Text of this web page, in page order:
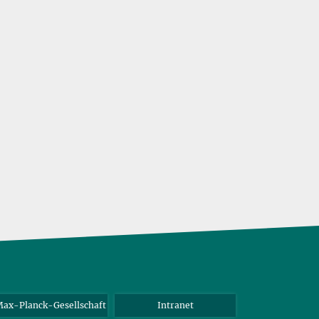
Planck-Gesellschaft Intranet